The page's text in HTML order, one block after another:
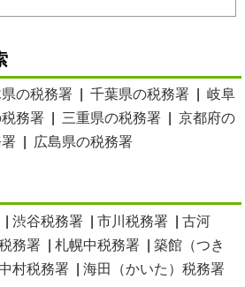
の税務署| 千葉県の税務署| 岐阜
務署| 三重県の税務署| 京都府の
| 広島県の税務署
渋谷税務署| 市川税務署| 古河
務署| 札幌中税務署| 築館（つき
村税務署| 海田（かいた）税務署